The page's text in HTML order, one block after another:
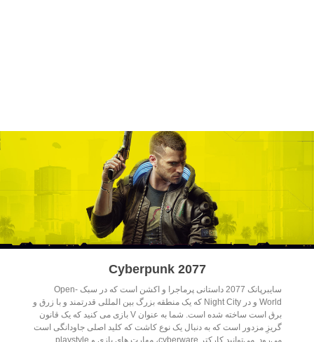
Cyberpunk 2077
سایبرپانک 2077 داستانی پرماجرا و اکشن است که در سبک Open-
World و در Night City که یک منطقه بزرگ بین المللی قدرتمند و با زرق و
برق است ساخته شده است. شما به عنوان V بازی می کنید که یک قانون
گریزِ مزدور است که به دنبال یک نوع کاشت که کلید اصلی جاودانگی است
می‌رود. می‌توانید کارکتر cyberware، مهارت های بازی و playstyle